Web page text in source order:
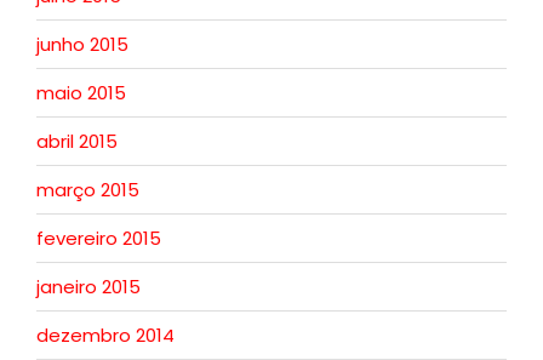
junho 2015
maio 2015
abril 2015
março 2015
fevereiro 2015
janeiro 2015
dezembro 2014